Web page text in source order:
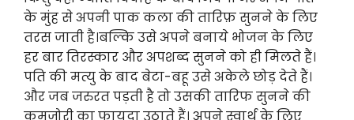
के मुंह से अपनी पाक कला की तारिफ़ सुनने के लिए
तरस जाती है।बल्कि उसे अपने बनाये भोजन के लिए
हर बार तिरस्कार और अपशब्द सुनने को ही मिलते हैं।
पति की मत्यु के बाद बेटा-बहू उसे अकेले छोड़ देते हैं।
और जब जरुरत पड़ती है तो उसकी तारिफ सुनने की
कमजोरी का फायदा उठाते हैं। अपने स्वार्थ के लिए